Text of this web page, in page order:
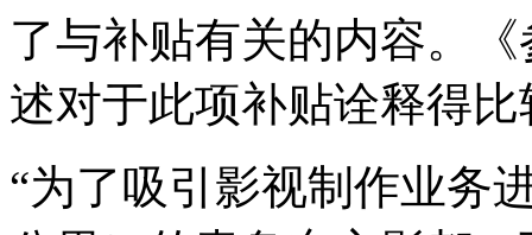
了与补贴有关的内容。
述对于此项补贴诠释得
“为了吸引影视制作业务